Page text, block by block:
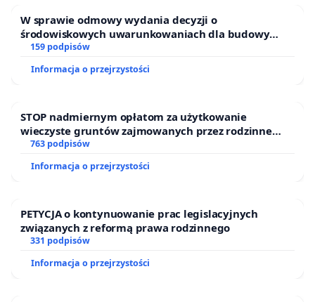
Jerzy Ostoja
Stefania Nowak
W sprawie odmowy wydania decyzji o
środowiskowych uwarunkowaniach dla budowy
zakładu wytwarzania biometanu „Krynki” w
Puszczy Knyszyńskiej
159 podpisów
Informacja o przejrzystości
STOP nadmiernym opłatom za użytkowanie
wieczyste gruntów zajmowanych przez rodzinne
ogrody działkowe.
763 podpisów
Informacja o przejrzystości
PETYCJA o kontynuowanie prac legislacyjnych
związanych z reformą prawa rodzinnego
331 podpisów
Informacja o przejrzystości